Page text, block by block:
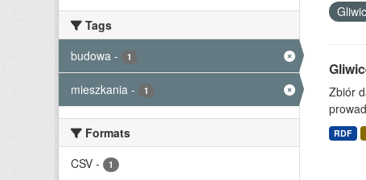
Tags
budowa - 1
mieszkania - 1
Formats
CSV - 1
Zbiór
RDF